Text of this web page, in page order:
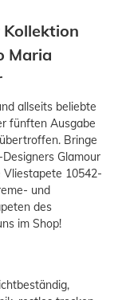
Maria
allseits beliebte
fünften Ausgabe
Bringe
Glamour
Vliestapete 10542-
und
des
im Shop!